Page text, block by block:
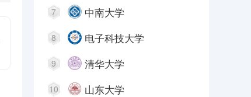
7 中南大学
8 电子科技大学
9 清华大学
10 山东大学